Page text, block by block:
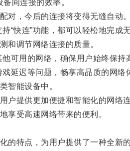
间连接的效率。
，今后的连接将变得无缝自动。
连”功能，都可以轻松地完成
调节网络连接的质量。
用的网络，确保用户始终保持
迟等问题，畅享高品质的网络
智能设备中。
提供更加便捷和智能化的网络连
受高速网络带来的便利。
特点，为用户提供了一种全新的